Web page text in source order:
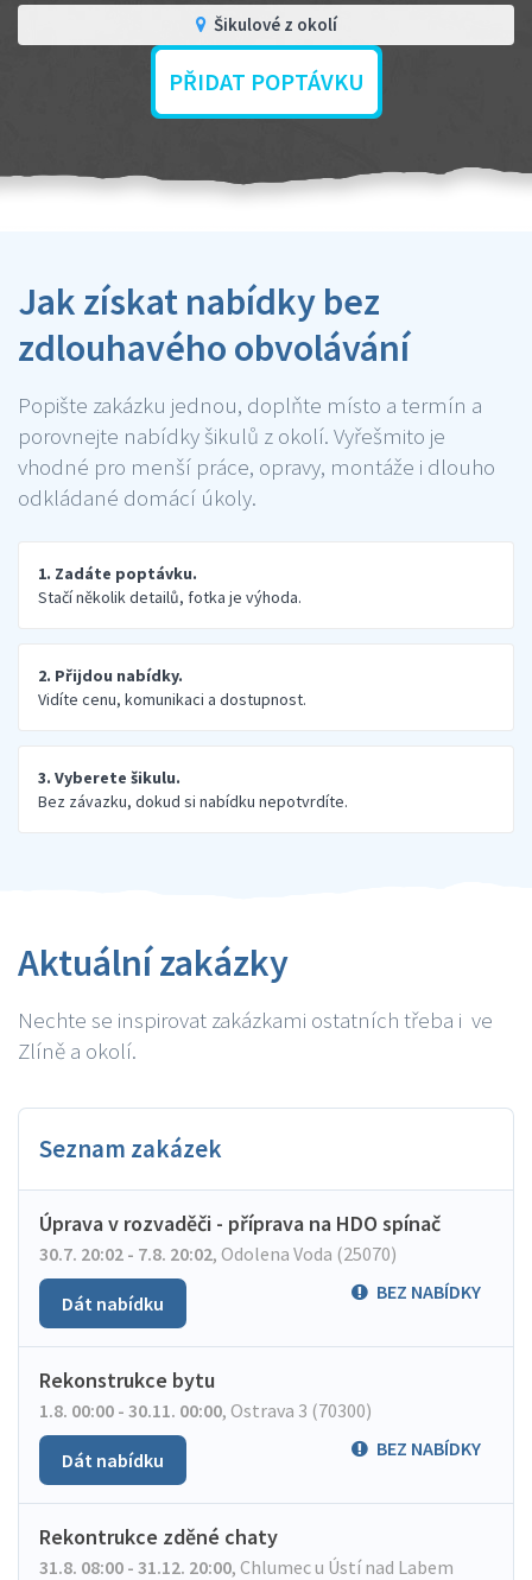
Šikulové z okolí
PŘIDAT POPTÁVKU
Jak získat nabídky bez
zdlouhavého obvolávání
Popište zakázku jednou, doplňte místo a termín a
porovnejte nabídky šikulů z okolí. Vyřešmito je
vhodné pro menší práce, opravy, montáže i dlouho
odkládané domácí úkoly.
1. Zadáte poptávku.
Stačí několik detailů, fotka je výhoda.
2. Přijdou nabídky.
Vidíte cenu, komunikaci a dostupnost.
3. Vyberete šikulu.
Bez závazku, dokud si nabídku nepotvrdíte.
Aktuální zakázky
Nechte se inspirovat zakázkami ostatních třeba i ve
Zlíně a okolí.
Seznam zakázek
Úprava v rozvaděči - příprava na HDO spínač
30.7. 20:02 - 7.8. 20:02, Odolena Voda (25070)
BEZ NABÍDKY
Dát nabídku
Rekonstrukce bytu
1.8. 00:00 - 30.11. 00:00, Ostrava 3 (70300)
BEZ NABÍDKY
Dát nabídku
Rekontrukce zděné chaty
31.8. 08:00 - 31.12. 20:00, Chlumec u Ústí nad Labem